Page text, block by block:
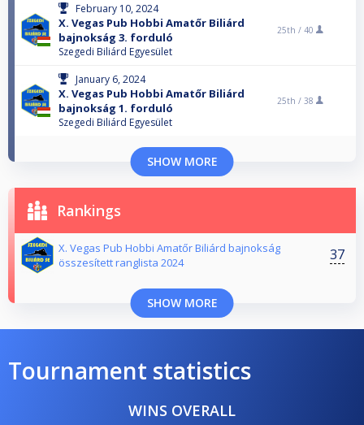
February 10, 2024
X. Vegas Pub Hobbi Amatőr Biliárd
bajnokság 3. forduló
Szegedi Biliárd Egyesület
25th / 40
January 6, 2024
X. Vegas Pub Hobbi Amatőr Biliárd
bajnokság 1. forduló
Szegedi Biliárd Egyesület
25th / 38
SHOW MORE
Rankings
X. Vegas Pub Hobbi Amatőr Biliárd bajnokság
összesített ranglista 2024
37
SHOW MORE
Tournament statistics
WINS OVERALL